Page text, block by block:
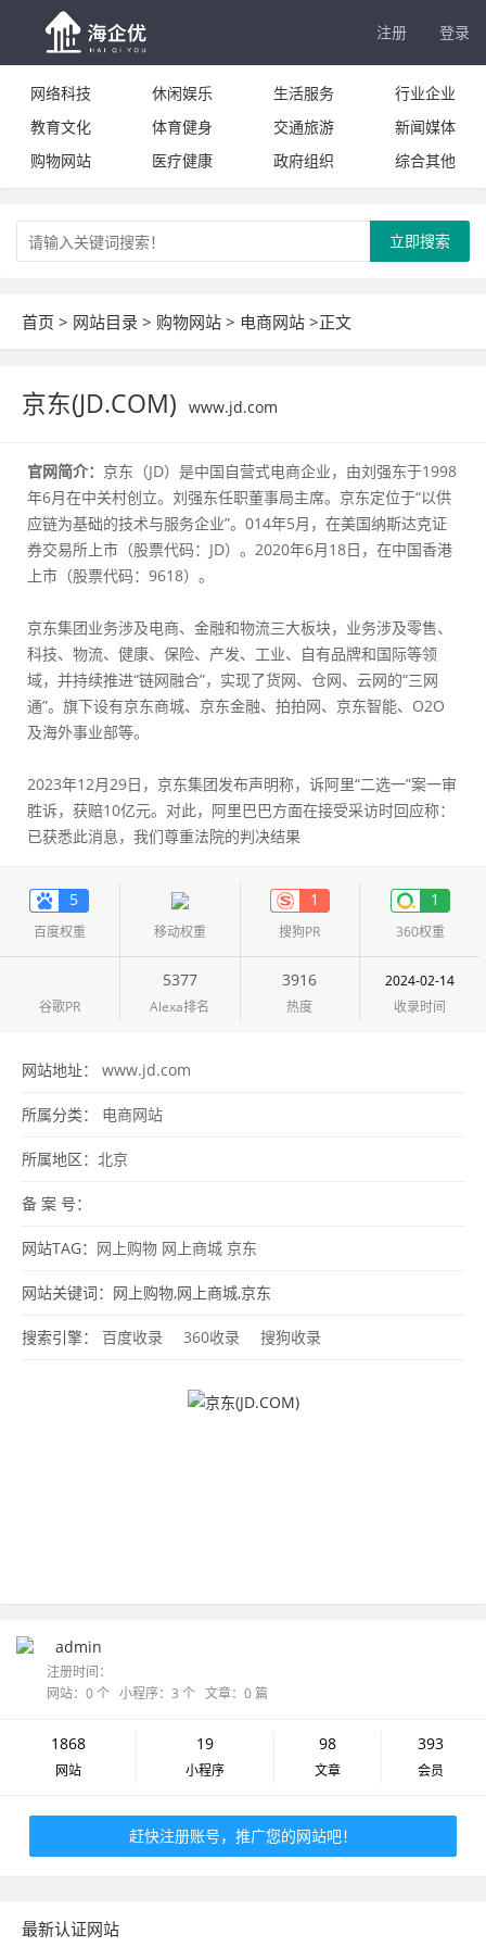
注册 登录
网络科技 休闲娱乐 生活服务
行业企业
教育文化
体育健身 交通旅游
新闻媒体
购物网站
医疗健康 政府组织 综合其他
立即搜索
首页 > 网站目录 > 购物网站 > 电商网站 >正文
京东(JD.COM) www.jd.com
官网简介： 京东（JD）是中国自营式电商企业，由刘强东于1998
年6月在中关村创立。刘强东任职董事局主席。京东定位于“以供
应链为基础的技术与服务企业”。014年5月，在美国纳斯达克证
券交易所上市（股票代码：JD）。2020年6月18日，在中国香港
上市（股票代码：9618）。
京东集团业务涉及电商、金融和物流三大板块，业务涉及零售、
科技、物流、健康、保险、产发、工业、自有品牌和国际等领
域，并持续推进“链网融合”，实现了货网、仓网、云网的“三网
通”。旗下设有京东商城、京东金融、拍拍网、京东智能、O2O
及海外事业部等。
2023年12月29日，京东集团发布声明称，诉阿里“二选一”案一审
胜诉，获赔10亿元。对此，阿里巴巴方面在接受采访时回应称：
已获悉此消息，我们尊重法院的判决结果
5
百度权重 移动权重
1
搜狗PR
1
360权重
谷歌PR
5377
Alexa排名
3916
热度
2024-02-14
收录时间
网站地址： www.jd.com
所属分类： 电商网站
所属地区： 北京
备 案 号：
网站TAG： 网上购物 网上商城 京东
网站关键词：网上购物,网上商城,京东
搜索引擎： 百度收录 360收录 搜狗收录
admin
注册时间：
网站：0 个 小程序：3 个 文章：0 篇
1868
网站
19
小程序
98
文章
393
会员
赶快注册账号，推广您的网站吧！
最新认证网站